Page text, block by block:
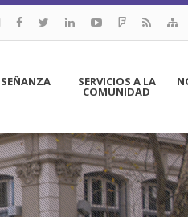
SERVICIOS A LA
COMUNIDAD